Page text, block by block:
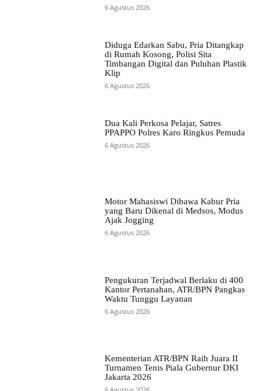
6 Agustus 2026
Diduga Edarkan Sabu, Pria Ditangkap
di Rumah Kosong, Polisi Sita
Timbangan Digital dan Puluhan Plastik
Klip
6 Agustus 2026
Dua Kali Perkosa Pelajar, Satres
PPAPPO Polres Karo Ringkus Pemuda
6 Agustus 2026
Motor Mahasiswi Dibawa Kabur Pria
yang Baru Dikenal di Medsos, Modus
Ajak Jogging
6 Agustus 2026
Pengukuran Terjadwal Berlaku di 400
Kantor Pertanahan, ATR/BPN Pangkas
Waktu Tunggu Layanan
6 Agustus 2026
Kementerian ATR/BPN Raih Juara II
Turnamen Tenis Piala Gubernur DKI
Jakarta 2026